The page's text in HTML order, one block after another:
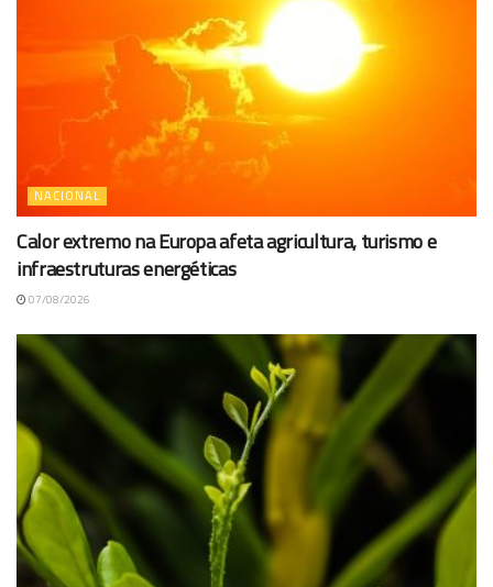
NACIONAL
Calor extremo na Europa afeta agricultura, turismo e
infraestruturas energéticas
07/08/2026